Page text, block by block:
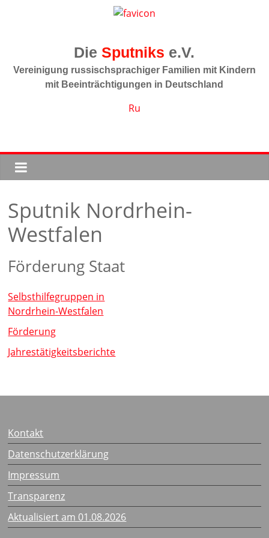
Sputniks
Vereinigung russischsprachiger Familien mit Kindern
mit Beeinträchtigungen in Deutschland
Ru
Sputnik Nordrhein-
Westfalen
Förderung Staat
Selbsthilfegruppen in
Nordrhein-Westfalen
Förderung
Jahrestätigkeitsberichte
Kontakt
Datenschutzerklärung
Impressum
Transparenz
Aktualisiert am 01.08.2026